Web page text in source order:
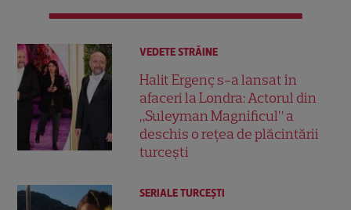
VEDETE STRĂINE
Halit Ergenç s-a lansat în
afaceri la Londra: Actorul din
„Suleyman Magnificul” a
deschis o rețea de plăcintării
turcești
SERIALE TURCEŞTI